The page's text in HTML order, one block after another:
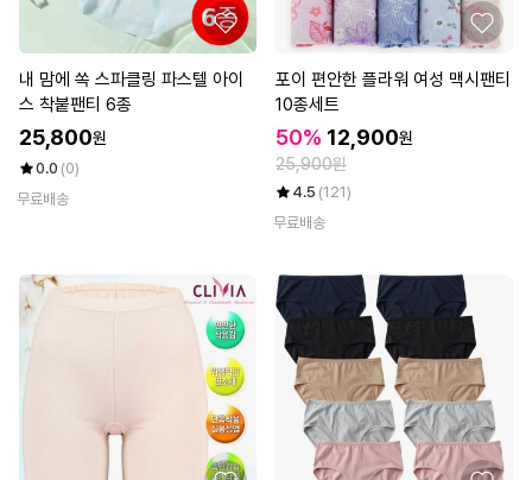
내 맘에 쏙 스파클링 파스텔 아이
스 착붙팬티 6종
25,800원
0.0 (0)
무료배송
포이 편안한 플라워 여성 맥시팬티
10종세트
50% 12,900원
25,900원
4.5 (121)
무료배송